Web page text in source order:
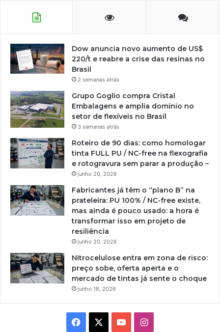
Dow anuncia novo aumento de US$
220/t e reabre a crise das resinas no
Brasil
2 semanas atrás
Grupo Goglio compra Cristal
Embalagens e amplia domínio no
setor de flexíveis no Brasil
3 semanas atrás
Roteiro de 90 dias: como homologar
tinta FULL PU / NC-free na flexografia
e rotogravura sem parar a produção –
junho 20, 2026
Fabricantes já têm o “plano B” na
prateleira: PU 100% / NC-free existe,
mas ainda é pouco usado: a hora é
transformar isso em projeto de
resiliência
junho 20, 2026
Nitrocelulose entra em zona de risco:
preço sobe, oferta aperta e o
mercado de tintas já sente o choque
junho 18, 2026
Facebook YouTubeInstagram